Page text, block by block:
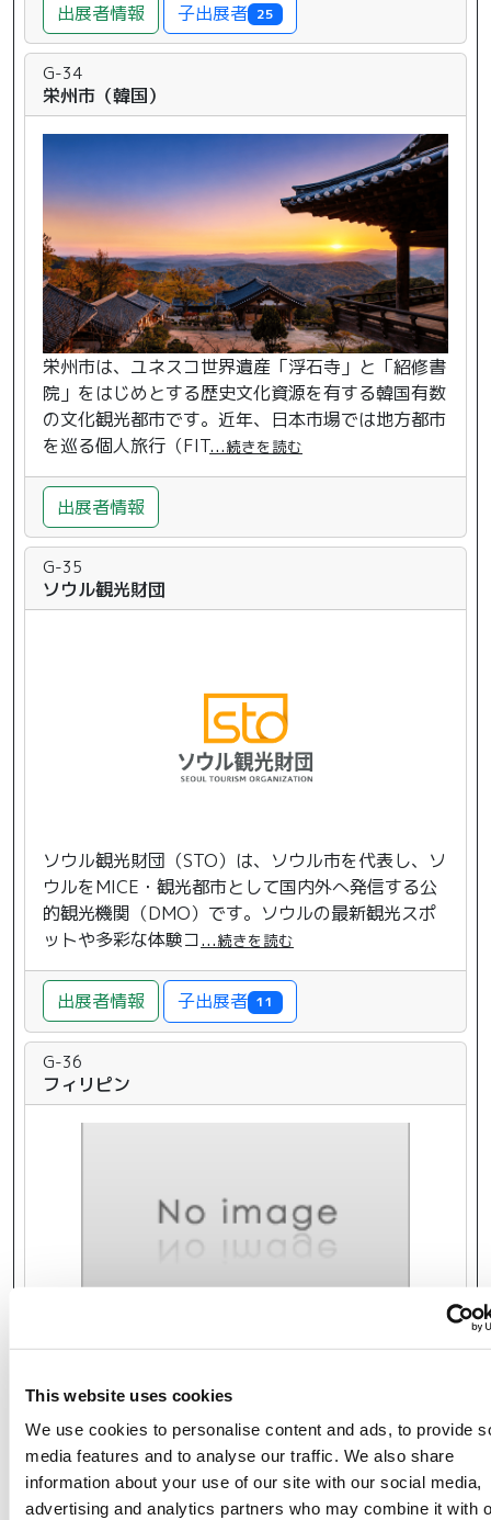
This website uses cookies
We use cookies to personalise content and ads, to provide
media features and to analyse our traffic. We also share
information about your use of our site with our social media,
advertising and analytics partners who may combine it with
出展者情報 子出展者 25
G-34
栄州市（韓国）
栄州市は、ユネスコ世界遺産「浮石寺」と「紹修書
院」をはじめとする歴史文化資源を有する韓国有数
の文化観光都市です。近年、日本市場では地方都市
を巡る個人旅行（FIT...続きを読む
出展者情報
G-35
ソウル観光財団
ソウル観光財団（STO）は、ソウル市を代表し、ソ
ウルをMICE・観光都市として国内外へ発信する公
的観光機関（DMO）です。ソウルの最新観光スポ
ットや多彩な体験コ...続きを読む
出展者情報 子出展者 11
G-36
フィリピン
出展者情報